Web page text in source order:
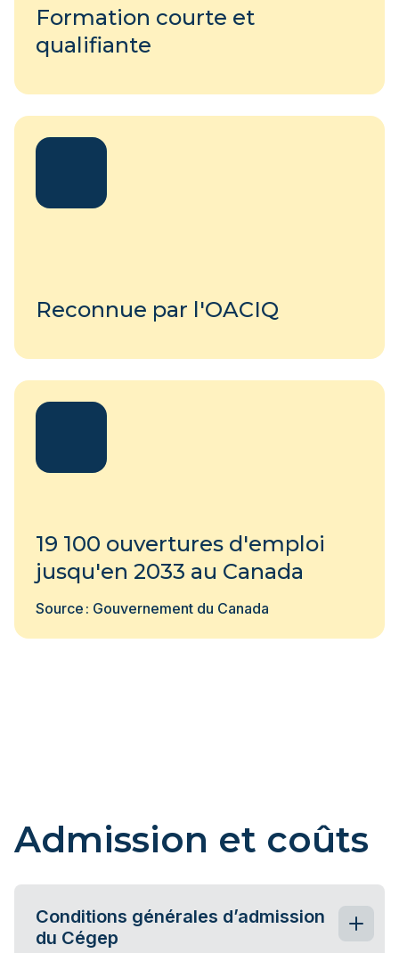
Formation courte et
qualifiante
Reconnue par l'OACIQ
19 100 ouvertures d'emploi
jusqu'en 2033 au Canada
Source : Gouvernement du Canada
Admission et coûts
Conditions générales d’admission
du Cégep